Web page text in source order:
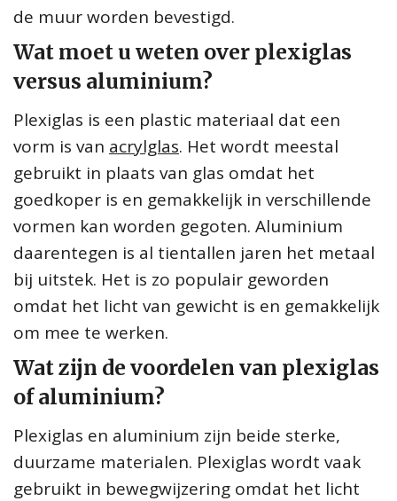
de muur worden bevestigd.
Wat moet u weten over plexiglas
versus aluminium?
Plexiglas is een plastic materiaal dat een
vorm is van acrylglas. Het wordt meestal
gebruikt in plaats van glas omdat het
goedkoper is en gemakkelijk in verschillende
vormen kan worden gegoten. Aluminium
daarentegen is al tientallen jaren het metaal
bij uitstek. Het is zo populair geworden
omdat het licht van gewicht is en gemakkelijk
om mee te werken.
Wat zijn de voordelen van plexiglas
of aluminium?
Plexiglas en aluminium zijn beide sterke,
duurzame materialen. Plexiglas wordt vaak
gebruikt in bewegwijzering omdat het licht